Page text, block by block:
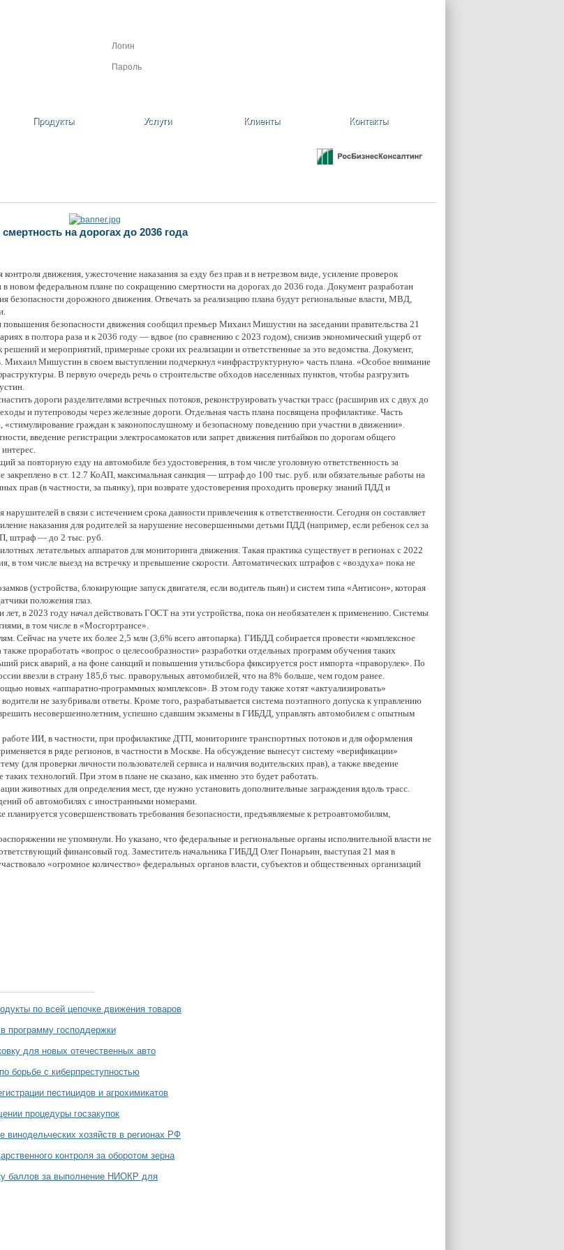
Продукты Услуги Клиенты Контакты
на дорогах до 2036 года
движения, ужесточение наказания за езду без прав и в нетрезвом виде, усиление проверок
новом федеральном плане по сокращению смертности на дорогах до 2036 года. Документ разработан
безопасности дорожного движения. Отвечать за реализацию плана будут региональные власти, МВД,
повышения безопасности движения сообщил премьер Михаил Мишустин на заседании правительства 21
в полтора раза и к 2036 году — вдвое (по сравнению с 2023 годом), снизив экономический ущерб от
и мероприятий, примерные сроки их реализации и ответственные за это ведомства. Документ,
Михаил Мишустин в своем выступлении подчеркнул «инфраструктурную» часть плана. «Особое внимание
В первую очередь речь о строительстве обходов населенных пунктов, чтобы разгрузить
дороги разделителями встречных потоков, реконструировать участки трасс (расширив их с двух до
и путепроводы через железные дороги. Отдельная часть плана посвящена профилактике. Часть
граждан к законопослушному и безопасному поведению при участии в движении».
введение регистрации электросамокатов или запрет движения питбайков по дорогам общего
за повторную езду на автомобиле без удостоверения, в том числе уголовную ответственность за
закреплено в ст. 12.7 КоАП, максимальная санкция — штраф до 100 тыс. руб. или обязательные работы на
прав (в частности, за пьянку), при возврате удостоверения проходить проверку знаний ПДД и
в связи с истечением срока давности привлечения к ответственности. Сегодня он составляет
наказания для родителей за нарушение несовершенными детьми ПДД (например, если ребенок сел за
штраф — до 2 тыс. руб.
летательных аппаратов для мониторинга движения. Такая практика существует в регионах с 2022
в том числе выезд на встречку и превышение скорости. Автоматических штрафов с «воздуха» пока не
(устройства, блокирующие запуск двигателя, если водитель пьян) и систем типа «Антисон», которая
положения глаз.
лет, в 2023 году начал действовать ГОСТ на эти устройства, пока он необязателен к применению. Системы
в том числе в «Мосгортрансе».
Сейчас на учете их более 2,5 млн (3,6% всего автопарка). ГИБДД собирается провести «комплексное
проработать «вопрос о целесообразности» разработки отдельных программ обучения таких
риск аварий, а на фоне санкций и повышения утильсбора фиксируется рост импорта «праворулек». По
ввезли в страну 185,6 тыс. праворульных автомобилей, что на 8% больше, чем годом ранее.
новых «аппаратно-программных комплексов». В этом году также хотят «актуализировать»
не зазубривали ответы. Кроме того, разрабатывается система поэтапного допуска к управлению
несовершеннолетним, успешно сдавшим экзамены в ГИБДД, управлять автомобилем с опытным
ИИ, в частности, при профилактике ДТП, мониторинге транспортных потоков и для оформления
в ряде регионов, в частности в Москве. На обсуждение вынесут систему «верификации»
(для проверки личности пользователей сервиса и наличия водительских прав), а также введение
технологий. При этом в плане не сказано, как именно это будет работать.
животных для определения мест, где нужно установить дополнительные заграждения вдоль трасс.
об автомобилях с иностранными номерами.
планируется усовершенствовать требования безопасности, предъявляемые к ретроавтомобилям,
не упомянули. Но указано, что федеральные и региональные органы исполнительной власти не
финансовый год. Заместитель начальника ГИБДД Олег Понарьин, выступая 21 мая в
«огромное количество» федеральных органов власти, субъектов и общественных организаций
по всей цепочке движения товаров
программу господдержки
для новых отечественных авто
борьбе с киберпреступностью
пестицидов и агрохимикатов
процедуры госзакупок
хозяйств в регионах РФ
контроля за оборотом зерна
баллов за выполнение НИОКР для